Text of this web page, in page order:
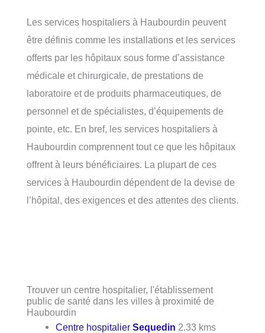
Les services hospitaliers à Haubourdin peuvent
être définis comme les installations et les services
offerts par les hôpitaux sous forme d’assistance
médicale et chirurgicale, de prestations de
laboratoire et de produits pharmaceutiques, de
personnel et de spécialistes, d’équipements de
pointe, etc. En bref, les services hospitaliers à
Haubourdin comprennent tout ce que les hôpitaux
offrent à leurs bénéficiaires. La plupart de ces
services à Haubourdin dépendent de la devise de
l’hôpital, des exigences et des attentes des clients.
Trouver un centre hospitalier, l'établissement
public de santé dans les villes à proximité de
Haubourdin
Centre hospitalierSequedin 2.33 kms